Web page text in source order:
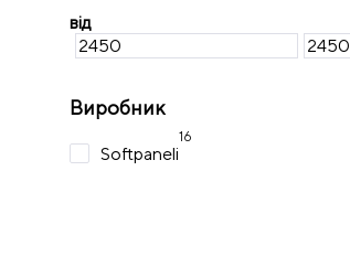
від
Виробник
Softpaneli
16